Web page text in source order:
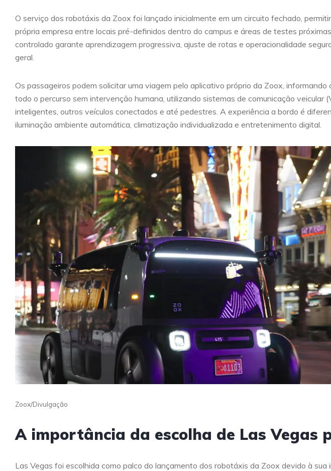
O serviço dos robotáxis da Zoox foi lançado inicialmente em um circuito fechado,
própria empresa entre locais pré-definidos dentro do campus e áreas de testes
controlado garante aprendizagem progressiva, ajuste de rotas e operacionalidade
geral.
Os passageiros podem solicitar uma viagem pelo aplicativo próprio da Zoox, informando
todo o percurso sem intervenção humana, utilizando sistemas de comunicação veicular
inteligentes, outros veículos conectados e até pedestres. A experiência a bordo é
iluminação ambiente automática, climatização individualizada e entretenimento digital.
Zoox/Divulgação
A importância da escolha de Las Vegas
Las Vegas foi escolhida como palco do lançamento dos robotáxis da Zoox devido à sua